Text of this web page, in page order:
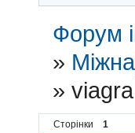
Форум
»
»
Сторінки 1